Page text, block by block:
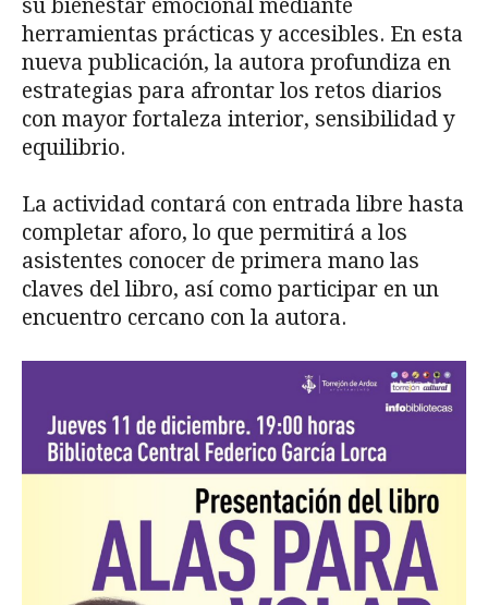
su bienestar emocional mediante
herramientas prácticas y accesibles. En esta
nueva publicación, la autora profundiza en
estrategias para afrontar los retos diarios
con mayor fortaleza interior, sensibilidad y
equilibrio.
La actividad contará con entrada libre hasta
completar aforo, lo que permitirá a los
asistentes conocer de primera mano las
claves del libro, así como participar en un
encuentro cercano con la autora.